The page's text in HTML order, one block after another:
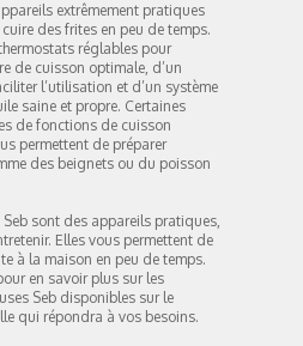
extrêmement pratiques
des frites en peu de temps.
réglables pour
de cuisson optimale, d’un
l’utilisation et d’un système
saine et propre. Certaines
de fonctions de cuisson
permettent de préparer
des beignets ou du poisson
Seb sont des appareils pratiques,
Elles vous permettent de
à la maison en peu de temps.
en savoir plus sur les
Seb disponibles sur le
qui répondra à vos besoins.